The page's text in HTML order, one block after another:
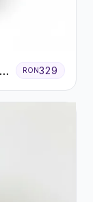
RON329